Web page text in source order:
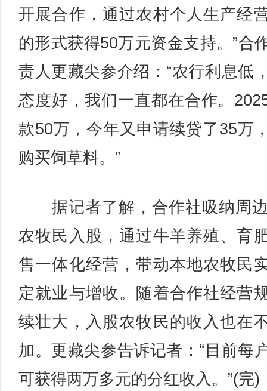
开展合作，通过农村个人生产经
的形式获得50万元资金支持。”合
责人更藏尖参介绍：“农行利息低
态度好，我们一直都在合作。
款50万，今年又申请续贷了35万
购买饲草料。”
据记者了解，合作社吸纳周
农牧民入股，通过牛羊养殖、育
售一体化经营，带动本地农牧民
定就业与增收。随着合作社经营
续壮大，入股农牧民的收入也在
加。更藏尖参告诉记者：“目前每
可获得两万多元的分红收入。”(完)